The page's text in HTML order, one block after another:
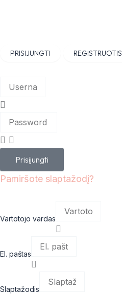
PRISIJUNGTI REGISTRUOTIS
Prisijungti
Pamiršote slaptažodį?
Vartotojo vardas
El. paštas
Slaptažodis